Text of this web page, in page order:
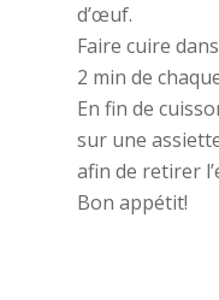
d’œuf.
Faire cuire
2 min de
En fin de
sur une
afin de retirer
Bon appétit!